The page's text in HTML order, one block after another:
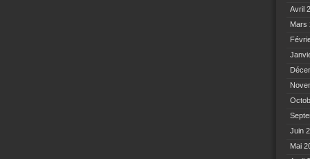
Avril
Mars
Juin
Mai